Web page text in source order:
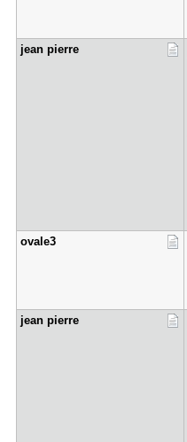
jean pierr​e
ovale3
jean pierr​e